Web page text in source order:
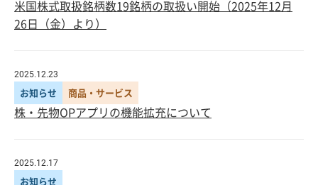
米国株式取扱銘柄数19銘柄の取扱い開始（2025年12月
26日（金）より）
2025.12.23
お知らせ 商品・サービス
株・先物OPアプリの機能拡充について
2025.12.17
お知らせ